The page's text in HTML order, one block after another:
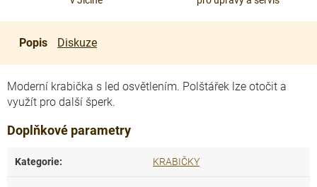
Popis Diskuze
Moderní krabička s led osvětlením. Polštářek lze otočit a
využít pro další šperk.
Doplňkové parametry
Kategorie: KRABIČKY